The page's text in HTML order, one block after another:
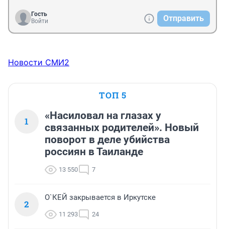
Гость
Войти
Отправить
Новости СМИ2
ТОП 5
1
«Насиловал на глазах у
связанных родителей». Новый
поворот в деле убийства
россиян в Таиланде
13 550 7
2
О`КЕЙ закрывается в Иркутске
11 293 24